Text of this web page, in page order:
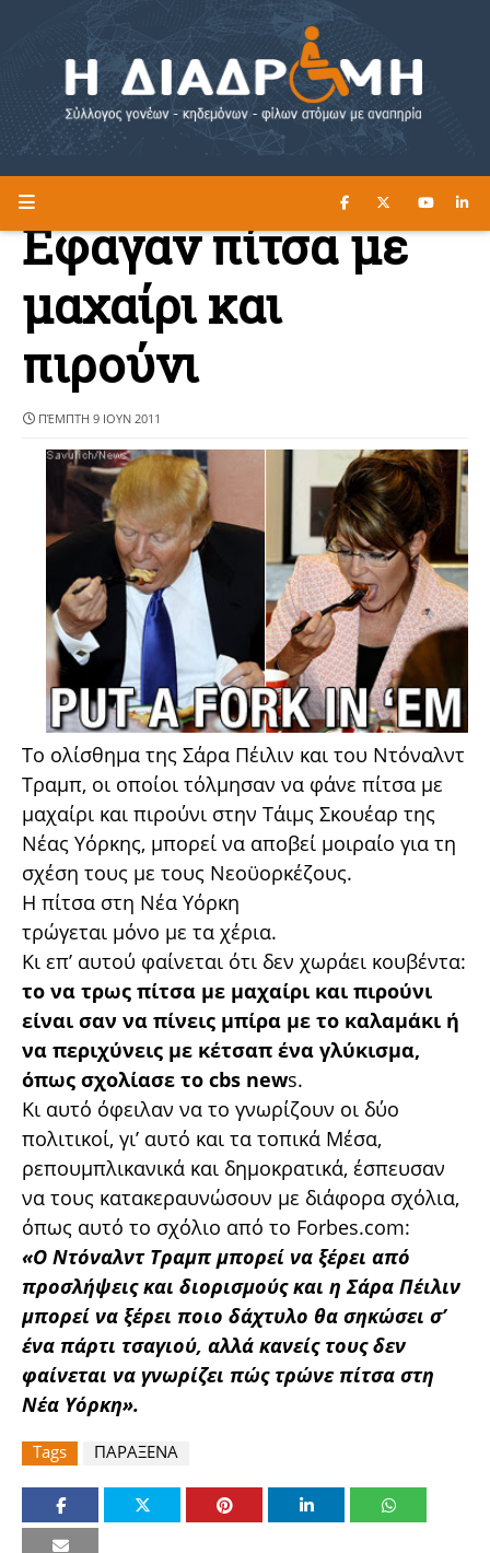
Η ΔΙΑΔΡΟΜΗ ΔΙΑΒΑΣΤΕ ΕΔΩ ►
Εφαγαν πίτσα με
μαχαίρι και
πιρούνι
ΠΈΜΠΤΗ 9 ΙΟΥΝ 2011
Το ολίσθημα της Σάρα Πέιλιν και του Ντόναλντ
Τραμπ, οι οποίοι τόλμησαν να φάνε πίτσα με
μαχαίρι και πιρούνι στην Τάιμς Σκουέαρ της
Νέας Υόρκης, μπορεί να αποβεί μοιραίο για τη
σχέση τους με τους Νεοϋορκέζους.
Η πίτσα στη Νέα Υόρκη
τρώγεται μόνο με τα χέρια.
Κι επ’ αυτού φαίνεται ότι δεν χωράει κουβέντα:
το να τρως πίτσα με μαχαίρι και πιρούνι
είναι σαν να πίνεις μπίρα με το καλαμάκι ή
να περιχύνεις με κέτσαπ ένα γλύκισμα,
όπως σχολίασε το cbs news.
Κι αυτό όφειλαν να το γνωρίζουν οι δύο
πολιτικοί, γι’ αυτό και τα τοπικά Μέσα,
ρεπουμπλικανικά και δημοκρατικά, έσπευσαν
να τους κατακεραυνώσουν με διάφορα σχόλια,
όπως αυτό το σχόλιο από το Forbes.com:
«Ο Ντόναλντ Τραμπ μπορεί να ξέρει από
προσλήψεις και διορισμούς και η Σάρα Πέιλιν
μπορεί να ξέρει ποιο δάχτυλο θα σηκώσει σ’
ένα πάρτι τσαγιού, αλλά κανείς τους δεν
φαίνεται να γνωρίζει πώς τρώνε πίτσα στη
Νέα Υόρκη».
Tags ΠΑΡΑΞΕΝΑ